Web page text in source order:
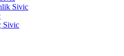
Sivic
Sivic